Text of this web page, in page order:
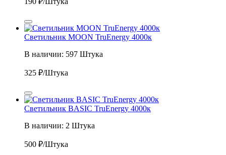
Светильник MOON TruEnergy 4000к
В наличии: 597 Штука
325 ₽/Штука
Светильник BASIC TruEnergy 4000к
В наличии: 2 Штука
500 ₽/Штука